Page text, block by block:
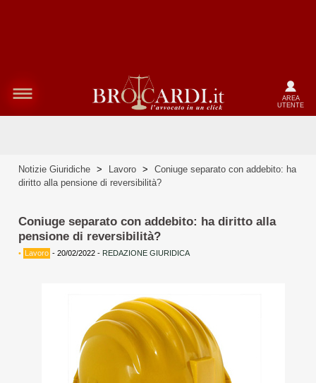
AREA
UTENTE
Notizie Giuridiche > Lavoro >
Coniuge separato con addebito: ha
diritto alla pensione di reversibilità?
Coniuge separato con addebito: ha diritto alla
pensione di reversibilità?
• Lavoro - 20/02/2022 - REDAZIONE GIURIDICA